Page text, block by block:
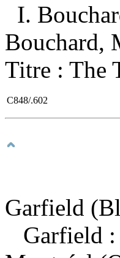
I.
Bouchard,
Titre : The
C848/.602
Garfield
Garfield